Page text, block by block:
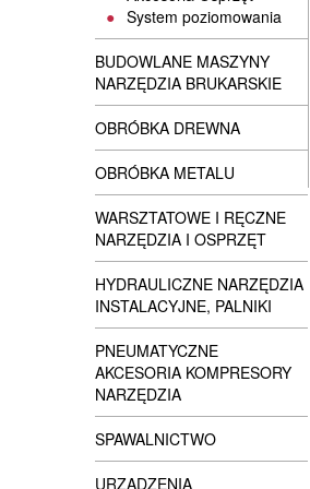
System poziomowania
BUDOWLANE MASZYNY
NARZĘDZIA BRUKARSKIE
OBRÓBKA DREWNA
OBRÓBKA METALU
WARSZTATOWE I RĘCZNE
NARZĘDZIA I OSPRZĘT
HYDRAULICZNE NARZĘDZIA
INSTALACYJNE, PALNIKI
PNEUMATYCZNE
AKCESORIA KOMPRESORY
NARZĘDZIA
SPAWALNICTWO
URZĄDZENIA